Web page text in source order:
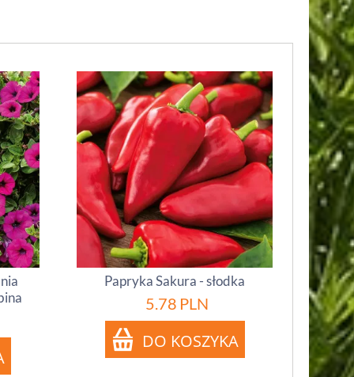
Papryka Sakura - słodka
5.78 PLN